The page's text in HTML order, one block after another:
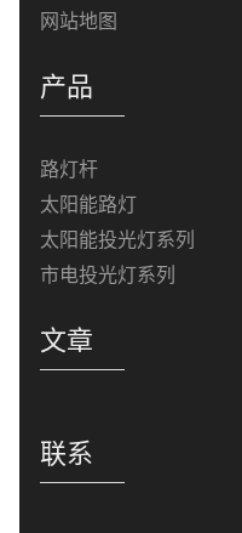
网站地图
产品
路灯杆
太阳能路灯
太阳能投光灯系列
市电投光灯系列
文章
联系